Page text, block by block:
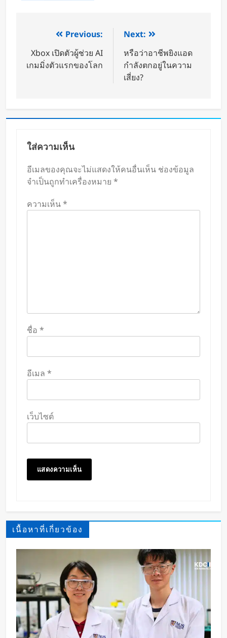
Previous:
Xbox เปิดตัวผู้ช่วย AI
เกมมิ่งตัวแรกของโลก
Next:
หรือว่าอาชีพยิงแอด
กำลังตกอยู่ในความ
เสี่ยง?
ใส่ความเห็น
อีเมลของคุณจะไม่แสดงให้คนอื่นเห็น ช่องข้อมูล
จำเป็นถูกทำเครื่องหมาย *
ความเห็น*
ชื่อ *
อีเมล *
เว็บไซต์
เนื้อหาที่เกี่ยวข้อง